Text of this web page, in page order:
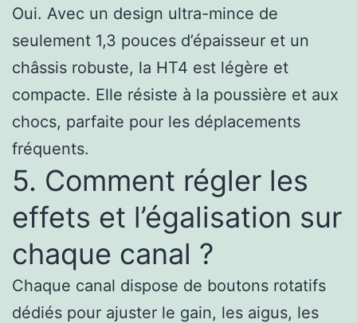
Oui. Avec un design ultra-mince de
seulement 1,3 pouces d’épaisseur et un
châssis robuste, la HT4 est légère et
compacte. Elle résiste à la poussière et aux
chocs, parfaite pour les déplacements
fréquents.
5. Comment régler les
effets et l’égalisation sur
chaque canal ?
Chaque canal dispose de boutons rotatifs
dédiés pour ajuster le gain, les aigus, les